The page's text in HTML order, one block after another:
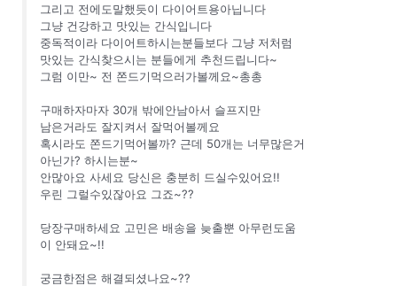
그리고 전에도말했듯이 다이어트용아닙니다
그냥 건강하고 맛있는 간식입니다
중독적이라 다이어트하시는분들보다 그냥 저처럼
맛있는 간식찾으시는 분들에게 추천드립니다~
그럼 이만~ 전 쫀드기먹으러가볼께요~총총
구매하자마자 30개 밖에안남아서 슬프지만
남은거라도 잘지켜서 잘먹어볼께요
혹시라도 쫀드기먹어볼까? 근데 50개는 너무많은거
아닌가? 하시는분~
안많아요 사세요 당신은 충분히 드실수있어요!!
우린 그럴수있잖아요 그죠~??
당장구매하세요 고민은 배송을 늦출뿐 아무런도움
이 안돼요~!!
궁금한점은 해결되셨나요~??